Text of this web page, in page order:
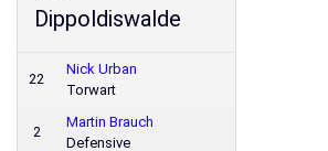
Dippoldiswalde
22
Nick Urban
Torwart
2
Martin Brauch
Defensive